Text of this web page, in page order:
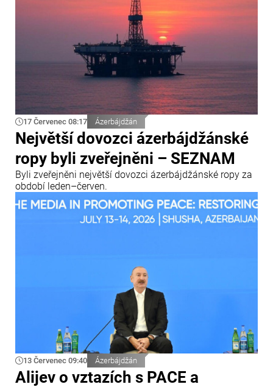
17 Červenec 08:17 Ázerbájdžán
Největší dovozci ázerbájdžánské
ropy byli zveřejněni – SEZNAM
Byli zveřejněni největší dovozci ázerbájdžánské ropy za
období leden–červen.
13 Červenec 09:40 Ázerbájdžán
Alijev o vztazích s PACE a